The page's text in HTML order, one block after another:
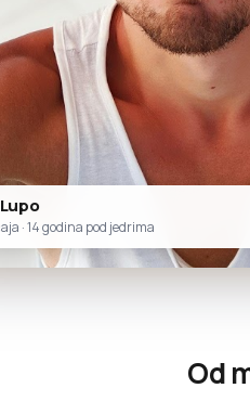
· 14 godina pod jedrima
Od